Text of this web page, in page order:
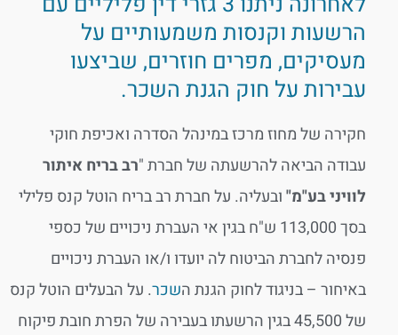
הרשעות וקנסות משמעותיים על
מעסיקים, מפרים חוזרים, שביצעו
עבירות על חוק הגנת השכר.
חקירה של מחוז מרכז במינהל הסדרה ואכיפת חוקי
עבודה הביאה להרשעתה של חברת "רב בריח איתור
לוויני בע"מ"ובעליה. על חברת רב בריח הוטל קנס פלילי
בסך 113,000 ש"ח בגין אי העברת ניכויים של כספי
פנסיה לחברת הביטוח לה יועדו ו/או העברת ניכויים
באיחור – בניגוד לחוק הגנת השכר. על הבעלים הוטל קנס
של 45,500 בגין הרשעתו בעבירה של הפרת חובת פיקוח